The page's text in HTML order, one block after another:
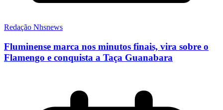
Redação Nhsnews
Fluminense marca nos minutos finais, vira sobre o
Flamengo e conquista a Taça Guanabara